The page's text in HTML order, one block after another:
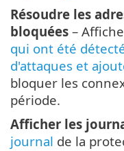
Résoudre les
bloquées –
qui ont été
d'attaques et
bloquer les
période.
Afficher les
journal de la